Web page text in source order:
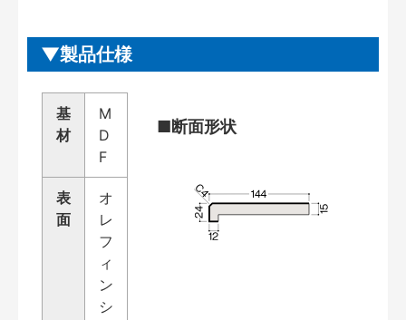
製品仕様
基
材
M
D
F
表
面
オ
レ
フ
ィ
ン
シ
■断面形状